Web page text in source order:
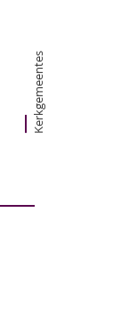
Kerkgemeentes